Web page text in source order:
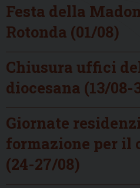
Festa della
Rotonda (01/08)
Chiusura uffici
diocesana (13/08-
Giornate
formazione per il
(24-27/08)